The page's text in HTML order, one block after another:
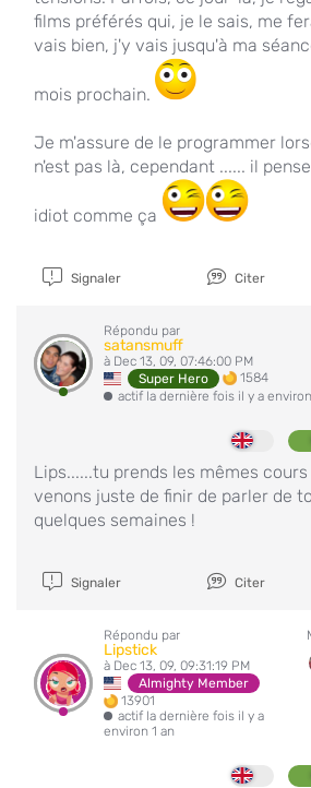
films préférés qui, je le sais, me
vais bien, j'y vais jusqu'à ma
mois prochain.
Je m'assure de le programmer
n'est pas là, cependant ...... il
idiot comme ça
Signaler Citer
Répondu par
satansmuff
à Dec 13, 09, 07:46:00 PM
Super Hero
1584
actif la dernière fois il y a
Lips......tu prends les mêmes
venons juste de finir de parler de
quelques semaines !
Signaler Citer
Répondu par
Lipstick
à Dec 13, 09, 09:31:19 PM
Almighty Member
13901
actif la dernière fois il y a
environ 1 an